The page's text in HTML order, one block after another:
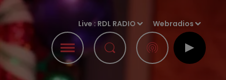
Live : RDL RADIO Webradios